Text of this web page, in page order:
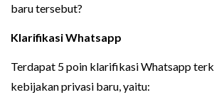
baru tersebut?
Klarifikasi Whatsapp
Terdapat 5 poin klarifikasi Whatsapp
kebijakan privasi baru, yaitu: